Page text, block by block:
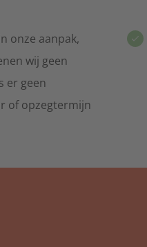
& Dakkapellen
deuren en dakkapellen
onze aanpak,
wij geen
er geen
of opzegtermijn